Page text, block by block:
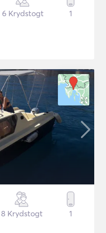
6 Krydstogt 1
8 Krydstogt 1